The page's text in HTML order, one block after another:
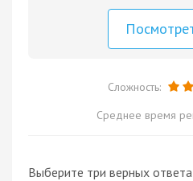
Сложность:
Среднее время
Выберите три верных